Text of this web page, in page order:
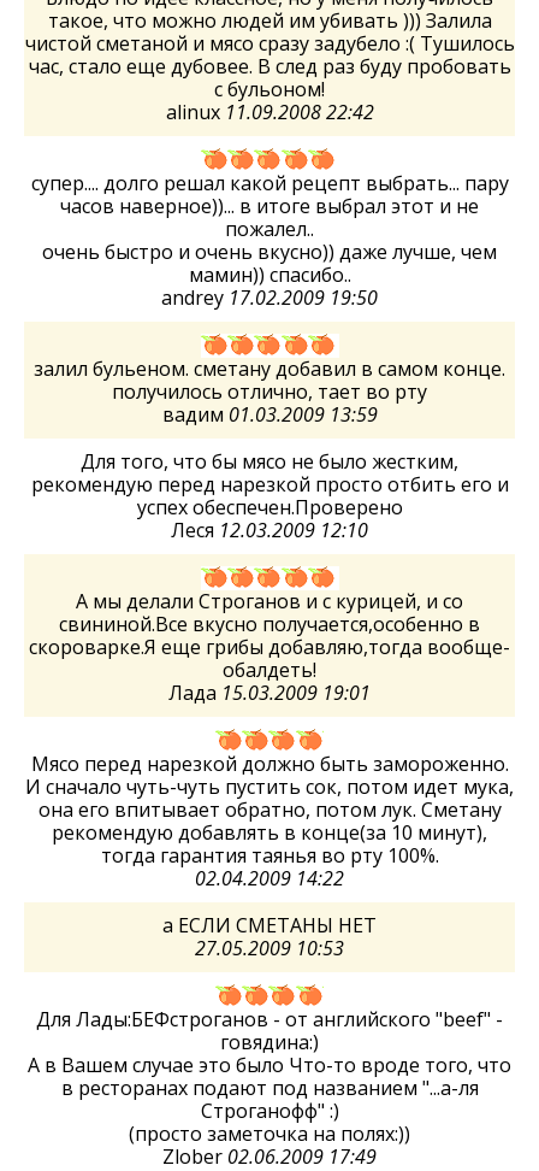
такое, что можно людей им убивать ))) Залила
чистой сметаной и мясо сразу задубело :( Тушилось
час, стало еще дубовее. В след раз буду пробовать
с бульоном!
alinux 11.09.2008 22:42
супер.... долго решал какой рецепт выбрать... пару
часов наверное))... в итоге выбрал этот и не
пожалел..
очень быстро и очень вкусно)) даже лучше, чем
мамин)) спасибо..
andrey 17.02.2009 19:50
залил бульеном. сметану добавил в самом конце.
получилось отлично, тает во рту
вадим 01.03.2009 13:59
Для того, что бы мясо не было жестким,
рекомендую перед нарезкой просто отбить его и
успех обеспечен.Проверено
Леся 12.03.2009 12:10
А мы делали Строганов и с курицей, и со
свининой.Все вкусно получается,особенно в
скороварке.Я еще грибы добавляю,тогда вообще-
обалдеть!
Лада 15.03.2009 19:01
Мясо перед нарезкой должно быть замороженно.
И сначало чуть-чуть пустить сок, потом идет мука,
она его впитывает обратно, потом лук. Сметану
рекомендую добавлять в конце(за 10 минут),
тогда гарантия таянья во рту 100%.
02.04.2009 14:22
а ЕСЛИ СМЕТАНЫ НЕТ
27.05.2009 10:53
Для Лады:БЕФстроганов - от английского "beef" -
говядина:)
А в Вашем случае это было Что-то вроде того, что
в ресторанах подают под названием "...а-ля
Строганофф" :)
(просто заметочка на полях:))
Zlober 02.06.2009 17:49